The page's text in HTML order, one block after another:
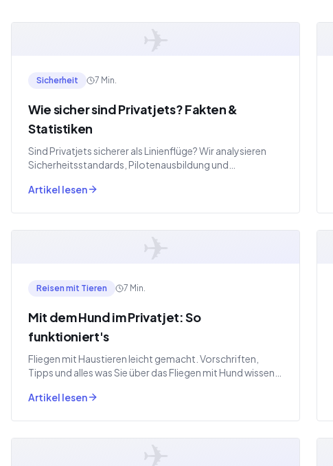
✈
Sicherheit 7 Min.
Wie sicher sind Privatjets? Fakten &
Statistiken
Sind Privatjets sicherer als Linienflüge? Wir analysieren
Sicherheitsstandards, Pilotenausbildung und
Artikel lesen
✈
Reisen mit Tieren 7 Min.
Mit dem Hund im Privatjet: So
funktioniert's
Fliegen mit Haustieren leicht gemacht. Vorschriften,
Tipps und alles was Sie über das Fliegen mit Hund wissen
Artikel lesen
✈